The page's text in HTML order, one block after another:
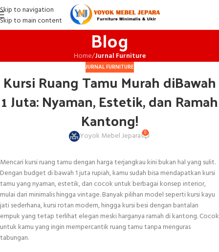
Skip to navigation
Skip to main content
Blog
Home/Jurnal Furniture
JURNAL FURNITURE
Kursi Ruang Tamu Murah diBawah
1 Juta: Nyaman, Estetik, dan Ramah
Kantong!
Yoyok Mebel Jepara 0
Mencari kursi ruang tamu dengan harga terjangkau kini bukan hal yang sulit.
Dengan budget di bawah 1 juta rupiah, kamu sudah bisa mendapatkan kursi
tamu yang nyaman, estetik, dan cocok untuk berbagai konsep interior,
mulai dari minimalis hingga vintage. Banyak pilihan model seperti kursi kayu
jati sederhana, kursi rotan modern, hingga kursi besi dengan bantalan
empuk yang tetap terlihat elegan meski harganya ramah di kantong. Cocok
untuk kamu yang ingin mempercantik ruang tamu tanpa menguras
tabungan.